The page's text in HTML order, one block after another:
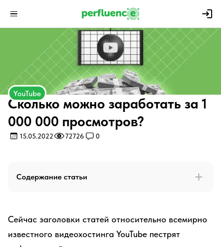
YouTube
Сколько можно заработать за 1
000 000 просмотров?
15.05.2022 72726 0
Содержание статьи
Сейчас заголовки статей относительно всемирно
известного видеохостинга YouTube пестрят